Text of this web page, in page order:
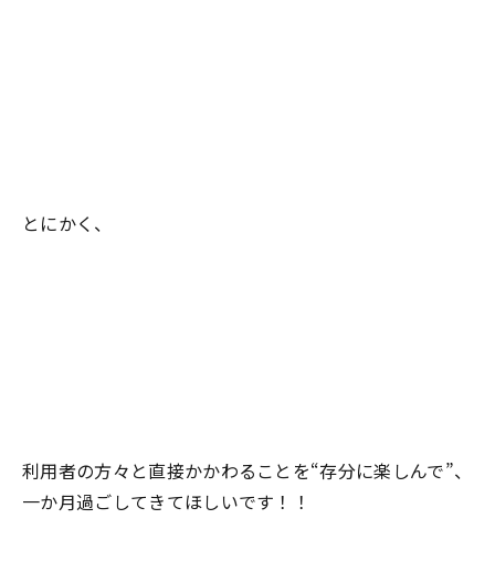
とにかく、
利用者の方々と直接かかわることを“存分に楽しんで”、
一か月過ごしてきてほしいです！！